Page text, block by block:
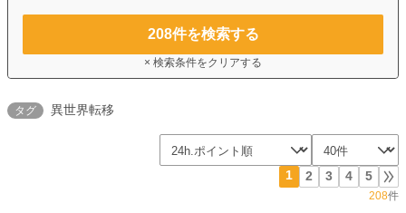
208件を検索する
× 検索条件をクリアする
タグ 異世界転移
1 2 3 4 5
208件